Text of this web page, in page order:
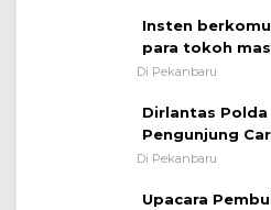
Insten
para tokoh
System OMP
Pentingnya
Situasi Kondusif
Di Pekanbaru
Dirlantas Polda
Pengunjung
Pesan Edukasi
Di Pekanbaru
Upacara